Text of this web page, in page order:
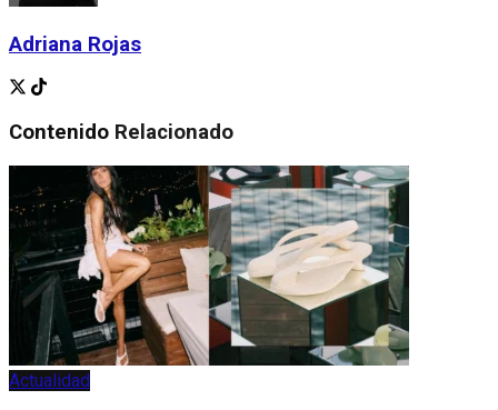
Adriana Rojas
Contenido Relacionado
Actualidad